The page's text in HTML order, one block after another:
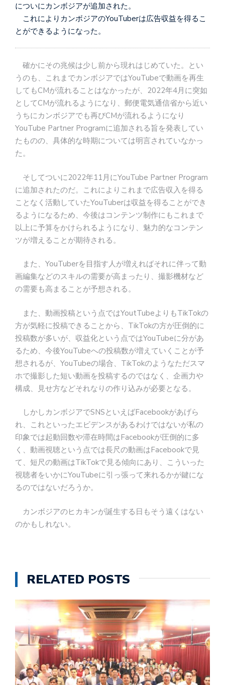
についにカンボジアが追加された。
これによりカンボジアのYouTuberは広告収益を得るこ
とができるようになった。
確かにその兆候は少し前から現れはじめていた。とい
うのも、これまでカンボジアではYouTubeで動画を再生
してもCMが流れることはなかったが、2022年4月に突如
としてCMが流れるようになり、郵便電気通信省から近い
うちにカンボジアでも再びCMが流れるようになり
YouTube Partner Programに追加される旨を発表してい
たものの、具体的な時期については明言されていなかっ
た。
そしてついに2022年11月にYouTube Partner Program
に追加されたのだ。これによりこれまで広告収入を得る
ことなく活動していたYouTuberは収益を得ることができ
るようになるため、今後はコンテンツ制作にもこれまで
以上に予算をかけられるようになり、魅力的なコンテン
ツが増えることが期待される。
また、YouTuberを目指す人が増えればそれに伴って動
画編集などのスキルの需要が高まったり、撮影機材など
の需要も高まることが予想される。
また、動画投稿という点ではYoutTubeよりもTikTokの
方が気軽に投稿できることから、TikTokの方が圧倒的に
投稿数が多いが、収益化という点ではYouTubeに分があ
るため、今後YouTubeへの投稿数が増えていくことが予
想されるが、YouTubeの場合、TikTokのようなただスマ
ホで撮影した短い動画を投稿するのではなく、企画力や
構成、見せ方などそれなりの作り込みが必要となる。
しかしカンボジアでSNSといえばFacebookがあげら
れ、これといったエビデンスがあるわけではないが私の
印象では起動回数や滞在時間はFacebookが圧倒的に多
く、動画視聴という点では長尺の動画はFacebookで見
て、短尺の動画はTikTokで見る傾向にあり、こういった
視聴者をいかにYouTubeに引っ張って来れるかが鍵にな
るのではないだろうか。
カンボジアのヒカキンが誕生する日もそう遠くはない
のかもしれない。
RELATED POSTS